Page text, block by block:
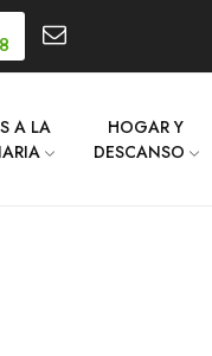
A LA
HOGAR Y
DESCANSO